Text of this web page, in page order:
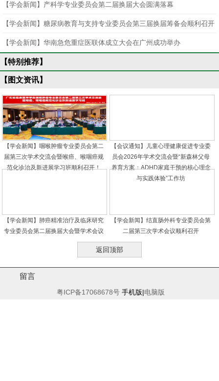
【学会新闻】产科学专业委员会第二届换届大会圆满落幕
【学会新闻】糖尿病教育与支持专业委员会第三届换届筹备会顺利召开
【学会新闻】华南急危重症医联体成立大会在广州成功举办
【特别推荐】
【图文资讯】
【学会新闻】咽喉肿瘤专业委员会第二
届第三次学术交流会暨喉癌、喉咽癌规
范化诊治及新进展学习班顺利召开！
【会议通知】儿童心理健康促进专业委
员会2026年学术交流会暨“新森林父母
养育方案：ADHD家庭干预的核心理念
与实践体验”工作坊
【学会新闻】肺癌精准治疗及临床研究
专业委员会第二届换届大会暨学术会议
圆满召开——聚焦前沿，共促肺癌精准
【学会新闻】结直肠外科专业委员会第
二届第三次学术会议顺利召开
返回顶部
留言
粤ICP备17068678号手机版|电脑版